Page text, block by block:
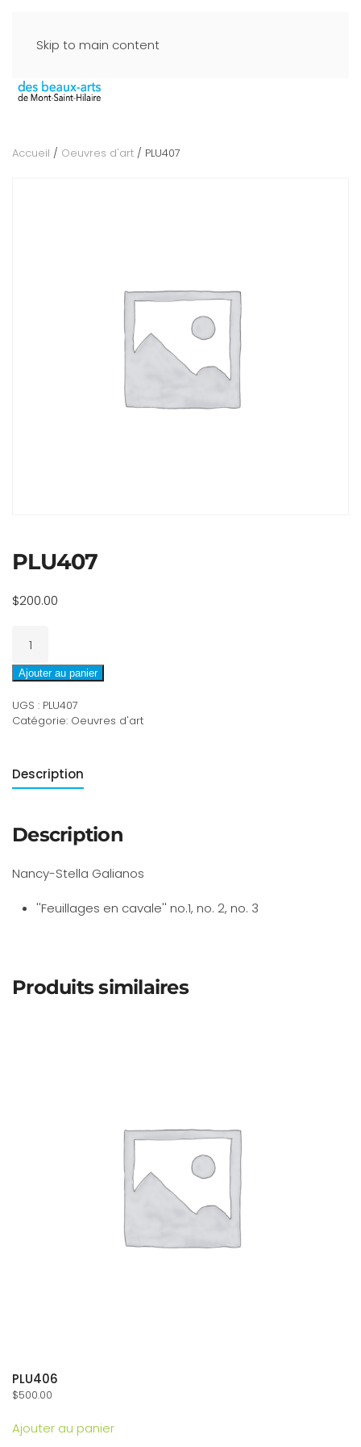
Skip to main content
Accueil / Oeuvres d'art / PLU407
PLU407
$200.00
PLU407
Ajouter au panier
UGS : PLU407
Catégorie: Oeuvres d'art
Description
Description
Nancy-Stella Galianos
''Feuillages en cavale'' no.1, no. 2, no. 3
Produits similaires
PLU406
$500.00
Ajouter au panier